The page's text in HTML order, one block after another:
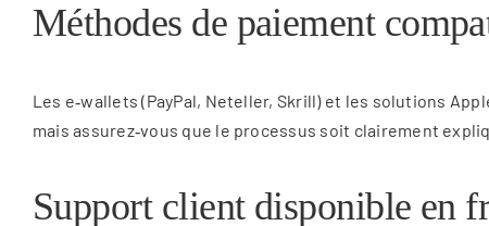
Méthodes de paiement
Les e‑wallets (PayPal, Neteller, Skrill) et les solutions
mais assurez‑vous que le processus soit clairement
Support client disponible en